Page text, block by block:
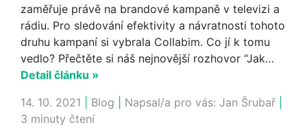
zaměřuje právě na brandové kampaně v televizi a
rádiu. Pro sledování efektivity a návratnosti tohoto
druhu kampaní si vybrala Collabim. Co jí k tomu
vedlo? Přečtěte si náš nejnovější rozhovor “Jak…
Detail článku »
14. 10. 2021
Blog Napsal/a pro vás: Jan Šrubař
3 minuty čtení